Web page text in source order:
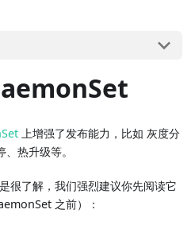
上增强了发布能力，比如 灰度分
热升级等。
很了解，我们强烈建议你先阅读它
之前）：